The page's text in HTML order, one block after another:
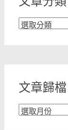
文
文章歸檔
文